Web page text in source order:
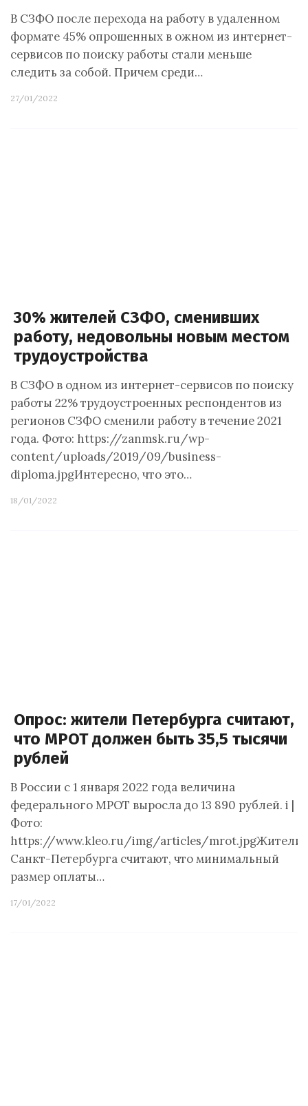
В СЗФО после перехода на работу в удаленном
формате 45% опрошенных в ожном из интернет-
сервисов по поиску работы стали меньше
следить за собой. Причем среди…
27/01/2022
30% жителей СЗФО, сменивших
работу, недовольны новым местом
трудоустройства
В СЗФО в одном из интернет-сервисов по поиску
работы 22% трудоустроенных респондентов из
регионов СЗФО сменили работу в течение 2021
года. Фото: https://zanmsk.ru/wp-
content/uploads/2019/09/business-
diploma.jpgИнтересно, что это…
18/01/2022
Опрос: жители Петербурга считают,
что МРОТ должен быть 35,5 тысячи
рублей
В России с 1 января 2022 года величина
федерального МРОТ выросла до 13 890 рублей. i |
Фото:
https://www.kleo.ru/img/articles/mrot.jpgЖители
Санкт-Петербурга считают, что минимальный
размер оплаты…
17/01/2022